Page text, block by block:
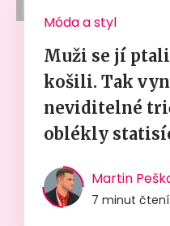
Móda a styl
Muži se jí
košili. Tak
neviditelné
oblékly
Martin
7 minut čtení